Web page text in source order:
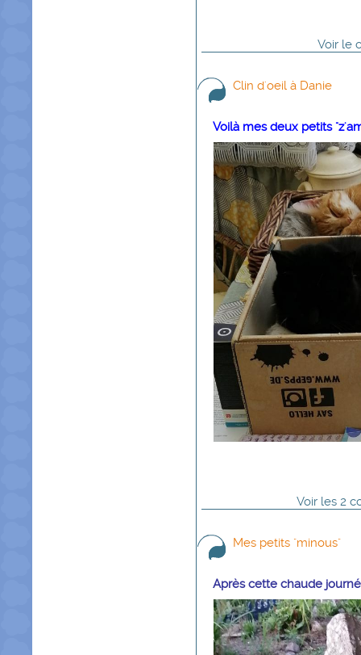
Voir le
Clin d'oeil à Danie
Voilà mes deux petits
Voir les 2
Mes petits "minous"
Après cette chaude